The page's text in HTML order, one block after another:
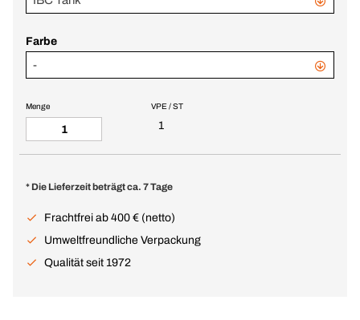
Farbe
-
VPE / ST
1
Menge
* Die Lieferzeit beträgt ca. 7 Tage
Frachtfrei ab 400 € (netto)
Umweltfreundliche Verpackung
Qualität seit 1972